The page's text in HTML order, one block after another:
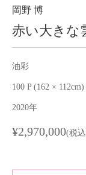
Contact
Purchase
岡野 博
赤い大きな
油彩
100 P (162 × 112cm)
2020年
¥2,970,000(税